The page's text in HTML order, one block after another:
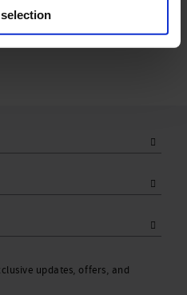
updates, offers, and